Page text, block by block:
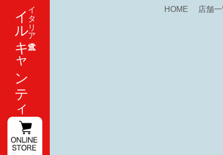
イタリア式食堂
イルキャンティ HOME 店舗